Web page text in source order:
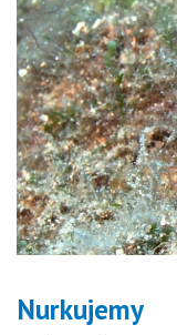
Nurkujemy